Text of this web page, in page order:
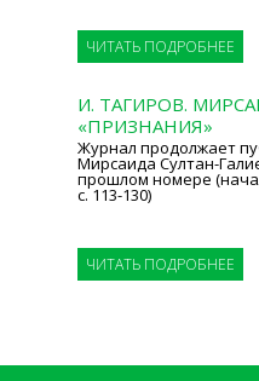
ЧИТАТЬ ПОДРОБНЕЕ
И. ТАГИРОВ.
«ПРИЗНАНИЯ»
Журнал продолжает
Мирсаида Султан-
прошлом номере
с. 113-130)
ЧИТАТЬ ПОДРОБНЕЕ